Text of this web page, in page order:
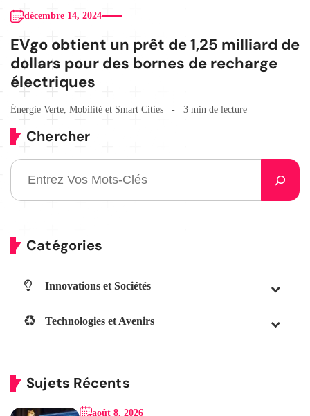
décembre 14, 2024
EVgo obtient un prêt de 1,25 milliard de
dollars pour des bornes de recharge
électriques
Énergie Verte, Mobilité et Smart Cities 3 min de lecture
Chercher
Catégories
Innovations et Sociétés
Technologies et Avenirs
Sujets Récents
août 8, 2026